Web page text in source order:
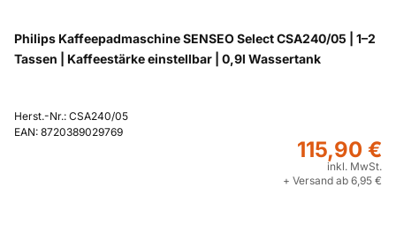
Philips Kaffeepadmaschine SENSEO Select CSA240/05 | 1–2
Tassen | Kaffeestärke einstellbar | 0,9l Wassertank
Herst.-Nr.: CSA240/05
EAN: 8720389029769
115,90 €
inkl. MwSt.
+ Versand ab 6,95 €